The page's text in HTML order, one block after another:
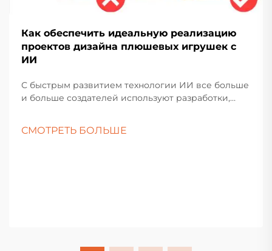
Как обеспечить идеальную реализацию
проектов дизайна плюшевых игрушек с
ИИ
С быстрым развитием технологии ИИ все больше
и больше создателей используют разработки,
эти образцы превращаются в физические
СМОТРЕТЬ БОЛЬШЕ